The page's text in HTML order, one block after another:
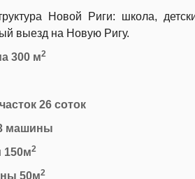
Новой Риги: школа,
выезд на Новую Ригу.
300 м2
26 соток
машины
150м2
50м2